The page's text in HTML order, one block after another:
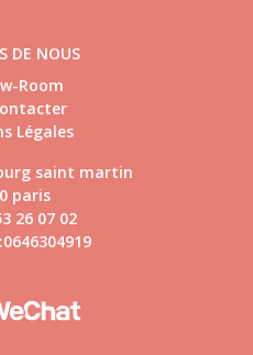
DE NOUS
Room
Légales
saint martin
paris
26 07 02